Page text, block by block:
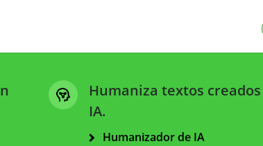
Humaniza textos
IA.
Humanizador de IA